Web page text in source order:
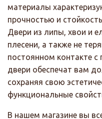
материалы
прочностью и
Двери из липы, хвои и
плесени, а также не
постоянном контакте
двери обеспечат вам
сохраняя свою
функциональные
В нашем магазине вы